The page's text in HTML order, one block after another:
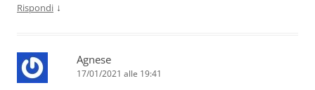
Rispondi ↓
Agnese
17/01/2021 alle 19:41